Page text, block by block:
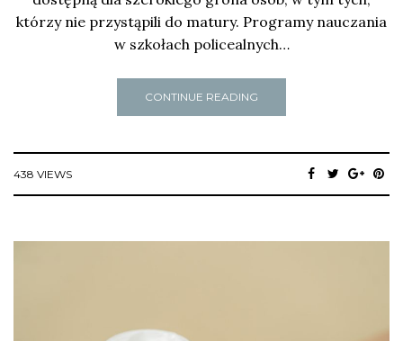
którzy nie przystąpili do matury. Programy nauczania
w szkołach policealnych…
CONTINUE READING
438 VIEWS